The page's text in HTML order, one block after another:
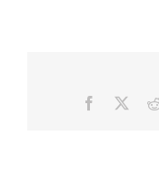
Facebook